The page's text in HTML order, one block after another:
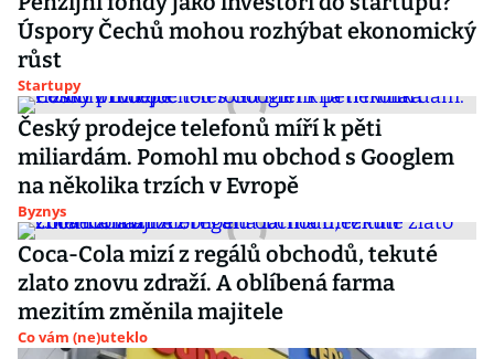
Úspory Čechů mohou rozhýbat ekonomický
růst
Startupy
Český prodejce telefonů míří k pěti
miliardám. Pomohl mu obchod s Googlem
na několika trzích v Evropě
Byznys
Coca-Cola mizí z regálů obchodů, tekuté
zlato znovu zdraží. A oblíbená farma
mezitím změnila majitele
Co vám (ne)uteklo